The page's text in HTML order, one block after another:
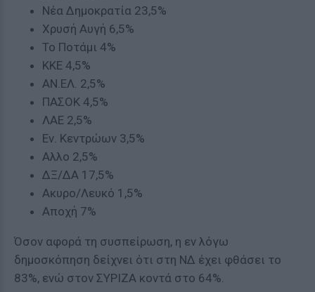
Νέα Δημοκρατία 23,5%
Χρυσή Αυγή 6,5%
Το Ποτάμι 4%
ΚΚΕ 4,5%
ΑΝ.ΕΛ. 2,5%
ΠΑΣΟΚ 4,5%
ΛΑΕ 2,5%
Εν. Κεντρώων 3,5%
Αλλο 2,5%
ΔΞ/ΔΑ 17,5%
Ακυρο/Λευκό 1,5%
Αποχή 7%
Όσον αφορά τη συσπείρωση, η εν λόγω
δημοσκόπηση δείχνει ότι στη ΝΔ έχει φθάσει το
83%, ενώ στον ΣΥΡΙΖΑ κοντά στο 64%.